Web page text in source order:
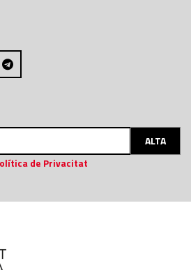
ALTA
de Privacitat